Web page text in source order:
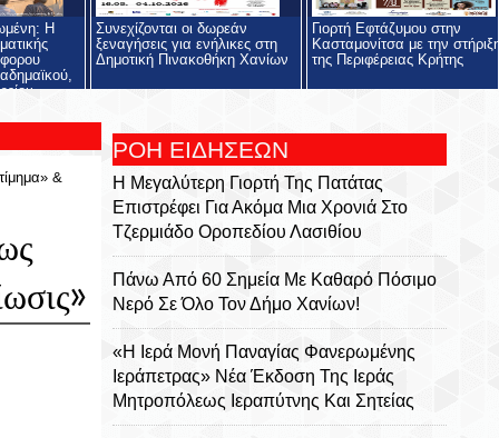
Η
Συνεχίζονται οι δωρεάν
ξεναγήσεις για ενήλικες στη
Δημοτική Πινακοθήκη Χανίων
Γιορτή Εφτάζυμου στην
Κασταμονίτσα με την
της Περιφέρειας Κρήτης
&
ΡΟΗ ΕΙΔΗΣΕΩΝ
Η Μεγαλύτερη Γιορτή Της Πατάτας
Επιστρέφει Για Ακόμα Μια Χρονιά Στο
Τζερμιάδο Οροπεδίου Λασιθίου
Πάνω Από 60 Σημεία Με Καθαρό Πόσιμο
Νερό Σε Όλο Τον Δήμο Χανίων!
«Η Ιερά Μονή Παναγίας Φανερωμένης
Ιεράπετρας» Νέα Έκδοση Της Ιεράς
Μητροπόλεως Ιεραπύτνης Και Σητείας